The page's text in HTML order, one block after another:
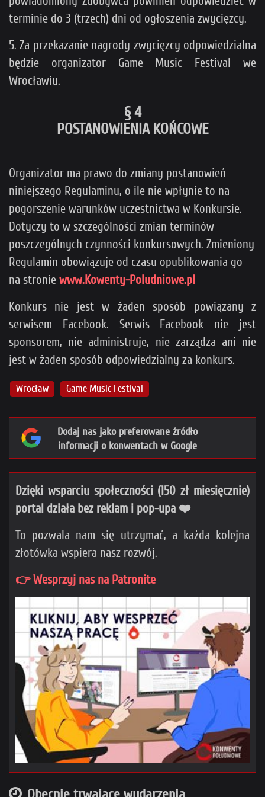
terminie do 3 (trzech) dni od ogłoszenia zwycięzcy.
5. Za przekazanie nagrody zwycięzcy odpowiedzialna
będzie organizator Game Music Festival we
Wrocławiu.
§ 4
POSTANOWIENIA KOŃCOWE
Organizator ma prawo do zmiany postanowień
niniejszego Regulaminu, o ile nie wpłynie to na
pogorszenie warunków uczestnictwa w Konkursie.
Dotyczy to w szczególności zmian terminów
poszczególnych czynności konkursowych. Zmieniony
Regulamin obowiązuje od czasu opublikowania go
na stronie www.Kowenty-Poludniowe.pl
Konkurs nie jest w żaden sposób powiązany z
serwisem Facebook. Serwis Facebook nie jest
sponsorem, nie administruje, nie zarządza ani nie
jest w żaden sposób odpowiedzialny za konkurs.
Wrocław Game Music Festival
Dodaj nas jako preferowane źródło
informacji o konwentach w Google
Dzięki wsparciu społeczności (150 zł miesięcznie)
portal działa bez reklam i pop-upa ❤️
To pozwala nam się utrzymać, a każda kolejna
złotówka wspiera nasz rozwój.
👉 Wesprzyj nas na Patronite